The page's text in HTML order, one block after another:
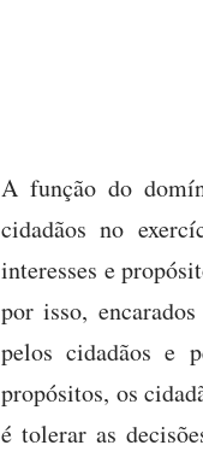
A função do
cidadãos no
interesses e
por isso,
pelos cidadãos e
propósitos, os
é tolerar as